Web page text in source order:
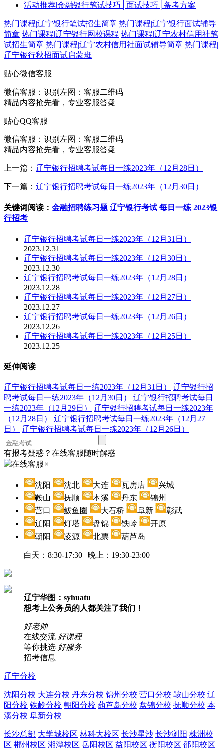
活动推荐|金融银行笔试技巧│面试技巧│备考方案
热门课程|辽宁银行笔试招生简章 热门课程|辽宁银行面试辅导
简章 热门课程|辽宁银行网校课程 热门课程|辽宁农村信用社笔
试招生简章 热门课程|辽宁农村信用社面试辅导简章 热门课程|
辽宁银行秋招面试启蒙班
贴心微信客服
微信客服： 识别左图：客服二维码
精品内容抢先看，专业客服答疑
贴心QQ客服
微信客服： 识别左图：客服二维码
精品内容抢先看，专业客服答疑
上一篇： 辽宁银行招聘考试每日一练2023年（12月28日）
下一篇： 辽宁银行招聘考试每日一练2023年（12月30日）
关键词阅读： 金融招聘练习题 辽宁银行考试 每日一练 2023银
行招考
辽宁银行招聘考试每日一练2023年（12月31日）
2023.12.31
辽宁银行招聘考试每日一练2023年（12月30日）
2023.12.30
辽宁银行招聘考试每日一练2023年（12月28日）
2023.12.28
辽宁银行招聘考试每日一练2023年（12月27日）
2023.12.27
辽宁银行招聘考试每日一练2023年（12月26日）
2023.12.26
辽宁银行招聘考试每日一练2023年（12月25日）
2023.12.25
延伸阅读
辽宁银行招聘考试每日一练2023年（12月31日）
辽宁银行招
聘考试每日一练2023年（12月30日）
辽宁银行招聘考试每日
一练2023年（12月29日）
辽宁银行招聘考试每日一练2023年
（12月28日）
辽宁银行招聘考试每日一练2023年（12月27
日）
辽宁银行招聘考试每日一练2023年（12月26日）
有报考疑惑？在线客服随时解惑
在线客服 ×
沈阳 沈北 大连 瓦房店
兴城
鞍山
抚顺 本溪 丹东
锦州
营口
鲅鱼圈 大石桥 阜新
彰武
辽阳
灯塔 盘锦 铁岭
开原
朝阳
凌源 北票 葫芦岛
白天：8:30-17:30 | 晚上：19:30-23:00
辽宁华图：syhuatu
想考上公务员的人都关注了我们！
好老师
在线交流 好课程
等你挑选 好服务
招考信息
辽宁分校
沈阳分校 大连分校 丹东分校 锦州分校 营口分校 鞍山分校 辽
阳分校 铁岭分校 朝阳分校 葫芦岛分校 盘锦分校 抚顺分校 本
溪分校 阜新分校
长沙总部 大学城校区 林科大校区 长沙星沙 长沙浏阳 株洲校
区 郴州校区 湘潭校区 岳阳校区 益阳校区 衡阳校区 邵阳校区